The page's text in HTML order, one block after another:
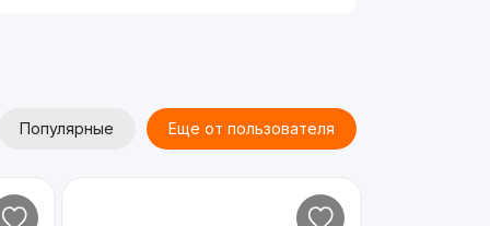
Популярные Еще от пользователя